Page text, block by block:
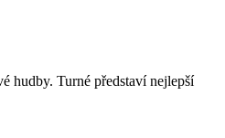
hudby. Turné představí nejlepší